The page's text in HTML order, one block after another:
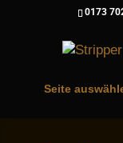
0173
Seite